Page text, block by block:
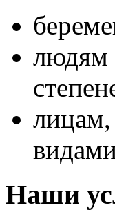
людям
Наши